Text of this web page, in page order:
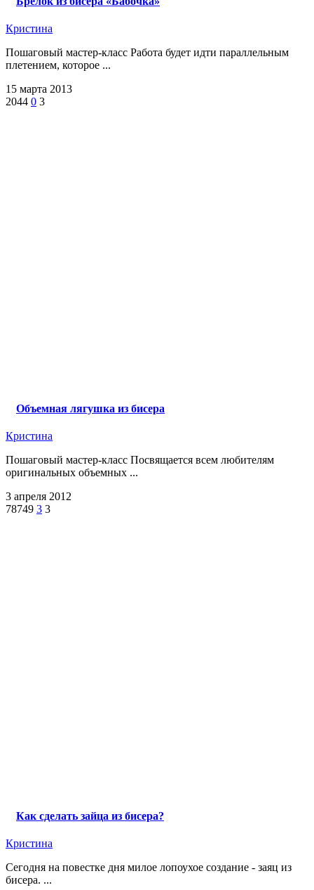
Кристина
Пошаговый мастер-класс Работа будет идти параллельным
плетением, которое ...
15 марта 2013
2044 0 3
Объемная лягушка из бисера
Кристина
Пошаговый мастер-класс Посвящается всем любителям
оригинальных объемных ...
3 апреля 2012
78749 3 3
Как сделать зайца из бисера?
Кристина
Сегодня на повестке дня милое лопоухое создание - заяц из
бисера. ...